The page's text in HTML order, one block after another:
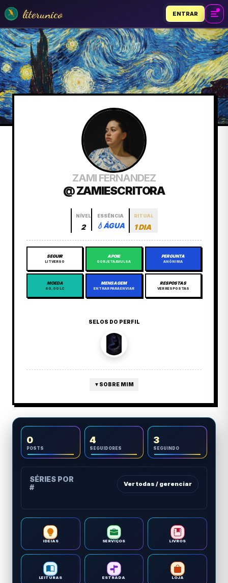
literunico ENTRAR
ZAMI FERNANDEZ
@ ZAMIESCRITORA
NÍVEL
2
ESSÊNCIA
💧 ÁGUA
RITUAL
1 DIA
SEGUIR
LITVERSO
APOIE
GORJETA AVULSA
PERGUNTA
ANÔNIMA
MOEDA
60,00 LC
MENSAGEM
ENTRAR PARA ENVIAR
RESPOSTAS
VER RESPOSTAS
SELOS DO PERFIL
▼ SOBRE MIM
0
POSTS
4
SEGUIDORES
3
SEGUINDO
SÉRIES POR
#
Ver todas / gerenciar
IDEIAS SERVIÇOS LIVROS
LEITURAS ESTRADA LOJA